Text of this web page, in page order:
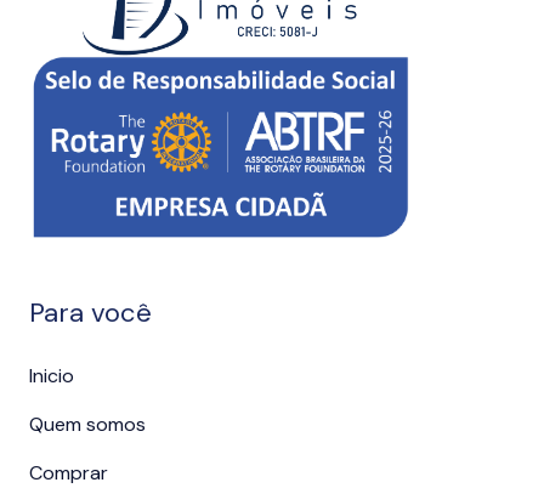
Para você
Inicio
Quem somos
Comprar